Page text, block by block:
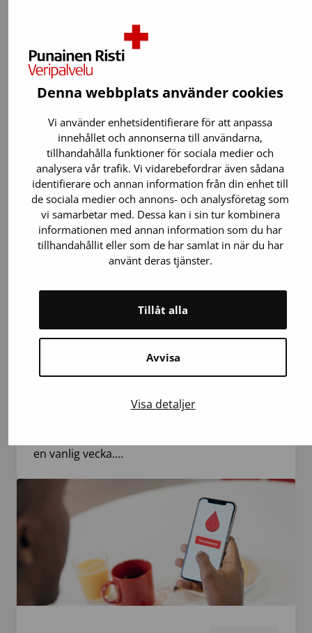
Denna webbplats använder cookies
Vi använder enhetsidentifierare för att anpassa
innehållet och annonserna till användarna,
tillhandahålla funktioner för sociala medier och
analysera vår trafik. Vi vidarebefordrar även sådana
identifierare och annan information från din enhet till
de sociala medier och annons- och analysföretag som
vi samarbetar med. Dessa kan i sin tur kombinera
informationen med annan information som du har
tillhandahållit eller som de har samlat in när du har
använt deras tjänster.
Avvisa
Tillåt alla
Visa detaljer
sommaren, då många anpassar sin vardag
efter semestern. En utrikesresa kan dock
förhindra blodgivning i upp till en månad på
grund av epidemisäsongen…
Färre blodgivningsdagar under
blodprodukter oförändrat
midsommarveckan finns det färre
en vanlig vecka.…